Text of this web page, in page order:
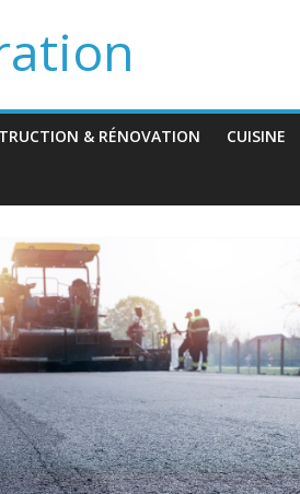
& RÉNOVATION CUISINE